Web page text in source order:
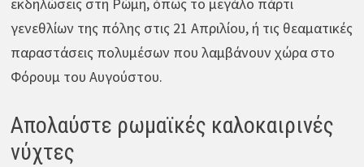
γενεθλίων της πόλης στις 21 Απριλίου, ή τις θεαματικές
παραστάσεις πολυμέσων που λαμβάνουν χώρα στο
Φόρουμ του Αυγούστου.
Απολαύστε ρωμαϊκές καλοκαιρινές
νύχτες